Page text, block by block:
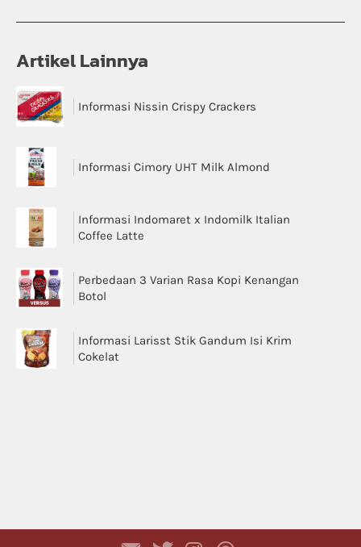
Artikel Lainnya
Informasi Nissin Crispy Crackers
Informasi Cimory UHT Milk Almond
Informasi Indomaret x Indomilk Italian
Coffee Latte
Perbedaan 3 Varian Rasa Kopi Kenangan
Botol
Informasi Larisst Stik Gandum Isi Krim
Cokelat